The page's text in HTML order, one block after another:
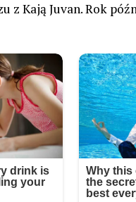
z Kają Juvan. Rok